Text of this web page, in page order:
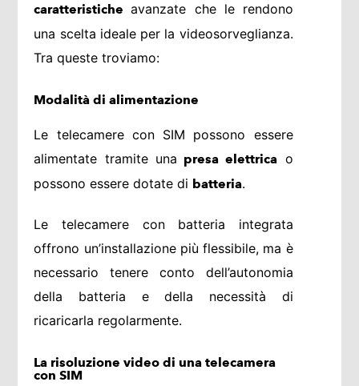
caratteristicheavanzate che le rendono
una scelta ideale per la videosorveglianza.
Tra queste troviamo:
Modalità di alimentazione
Le telecamere con SIM possono essere
alimentate tramite una presa elettrica o
possono essere dotate di batteria.
Le telecamere con batteria integrata
offrono un’installazione più flessibile, ma è
necessario tenere conto dell’autonomia
della batteria e della necessità di
ricaricarla regolarmente.
La risoluzione video di una telecamera
con SIM